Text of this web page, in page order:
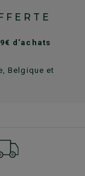
d'achats
Belgique et